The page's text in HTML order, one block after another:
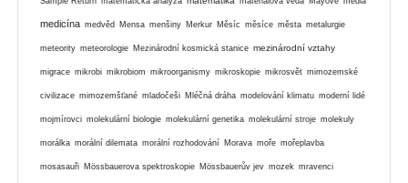
medicína medvěd Mensa menšiny Merkur Měsíc měsíce města metalurgie
meteority meteorologie Mezinárodní kosmická stanice mezinárodní vztahy
migrace mikrobi mikrobiom mikroorganismy mikroskopie mikrosvět mimozemské
civilizace mimozemšťané mladočeši Mléčná dráha modelování klimatu moderní lidé
mojmírovci molekulární biologie molekulární genetika molekulární stroje molekuly
morálka morální dilemata morální rozhodování Morava moře mořeplavba
mosasauři Mössbauerova spektroskopie Mössbauerův jev mozek mravenci